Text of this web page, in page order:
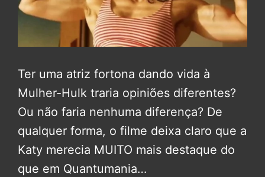
Ter uma atriz fortona dando vida à
Mulher-Hulk traria opiniões diferentes?
Ou não faria nenhuma diferença? De
qualquer forma, o filme deixa claro que a
Katy merecia MUITO mais destaque do
que em Quantumania…